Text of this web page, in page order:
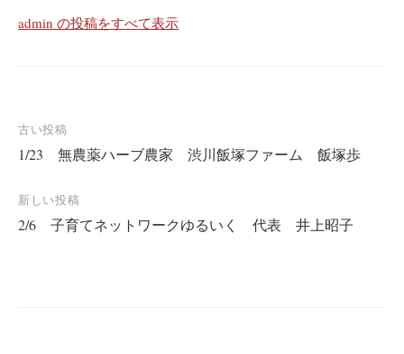
admin の投稿をすべて表示
投
稿
ナ
ビ
古い投稿
1/23 無農薬ハーブ農家 渋川飯塚ファーム 飯塚歩
新しい投稿
2/6 子育てネットワークゆるいく 代表 井上昭子